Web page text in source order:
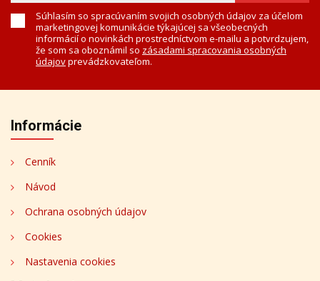
Súhlasím so spracúvaním svojich osobných údajov za účelom
marketingovej komunikácie týkajúcej sa všeobecných
informácií o novinkách prostredníctvom e-mailu a potvrdzujem,
že som sa oboznámil so zásadami spracovania osobných
údajovprevádzkovateľom.
Informácie
Cenník
Návod
Ochrana osobných údajov
Cookies
Nastavenia cookies